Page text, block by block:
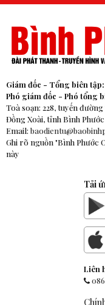
Giám đốc - Tổng biên
Phó giám đốc - Phó tổng
Toà soạn: 228, tuyến
Đồng Xoài, tỉnh Bình Phước
Email:
Ghi rõ nguồn "Bình Phước
này
Tải
Liên